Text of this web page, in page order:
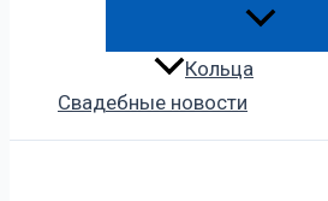
Кольца
Свадебные новости